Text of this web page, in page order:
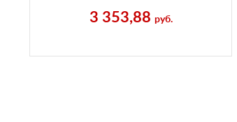
3 353,88 руб.